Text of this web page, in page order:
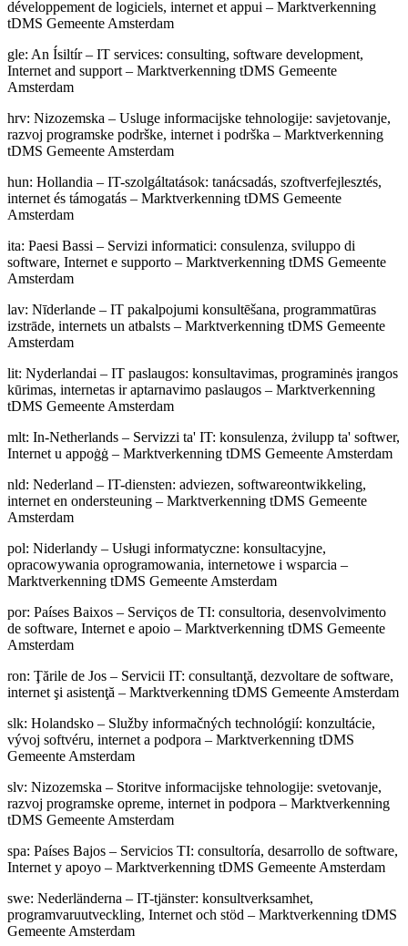
développement de logiciels, internet et appui – Marktverkenning
tDMS Gemeente Amsterdam
gle: An Ísiltír – IT services: consulting, software development,
Internet and support – Marktverkenning tDMS Gemeente
Amsterdam
hrv: Nizozemska – Usluge informacijske tehnologije: savjetovanje,
razvoj programske podrške, internet i podrška – Marktverkenning
tDMS Gemeente Amsterdam
hun: Hollandia – IT-szolgáltatások: tanácsadás, szoftverfejlesztés,
internet és támogatás – Marktverkenning tDMS Gemeente
Amsterdam
ita: Paesi Bassi – Servizi informatici: consulenza, sviluppo di
software, Internet e supporto – Marktverkenning tDMS Gemeente
Amsterdam
lav: Nīderlande – IT pakalpojumi konsultēšana, programmatūras
izstrāde, internets un atbalsts – Marktverkenning tDMS Gemeente
Amsterdam
lit: Nyderlandai – IT paslaugos: konsultavimas, programinės įrangos
kūrimas, internetas ir aptarnavimo paslaugos – Marktverkenning
tDMS Gemeente Amsterdam
mlt: In-Netherlands – Servizzi ta' IT: konsulenza, żvilupp ta' softwer,
Internet u appoġġ – Marktverkenning tDMS Gemeente Amsterdam
nld: Nederland – IT-diensten: adviezen, softwareontwikkeling,
internet en ondersteuning – Marktverkenning tDMS Gemeente
Amsterdam
pol: Niderlandy – Usługi informatyczne: konsultacyjne,
opracowywania oprogramowania, internetowe i wsparcia –
Marktverkenning tDMS Gemeente Amsterdam
por: Países Baixos – Serviços de TI: consultoria, desenvolvimento
de software, Internet e apoio – Marktverkenning tDMS Gemeente
Amsterdam
ron: Ţările de Jos – Servicii IT: consultanţă, dezvoltare de software,
internet şi asistenţă – Marktverkenning tDMS Gemeente Amsterdam
slk: Holandsko – Služby informačných technológií: konzultácie,
vývoj softvéru, internet a podpora – Marktverkenning tDMS
Gemeente Amsterdam
slv: Nizozemska – Storitve informacijske tehnologije: svetovanje,
razvoj programske opreme, internet in podpora – Marktverkenning
tDMS Gemeente Amsterdam
spa: Países Bajos – Servicios TI: consultoría, desarrollo de software,
Internet y apoyo – Marktverkenning tDMS Gemeente Amsterdam
swe: Nederländerna – IT-tjänster: konsultverksamhet,
programvaruutveckling, Internet och stöd – Marktverkenning tDMS
Gemeente Amsterdam